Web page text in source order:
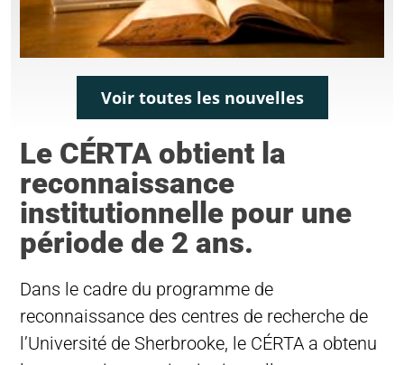
Voir toutes les nouvelles
Le CÉRTA obtient la
reconnaissance
institutionnelle pour une
période de 2 ans.
Dans le cadre du programme de
reconnaissance des centres de recherche de
l’Université de Sherbrooke, le CÉRTA a obtenu